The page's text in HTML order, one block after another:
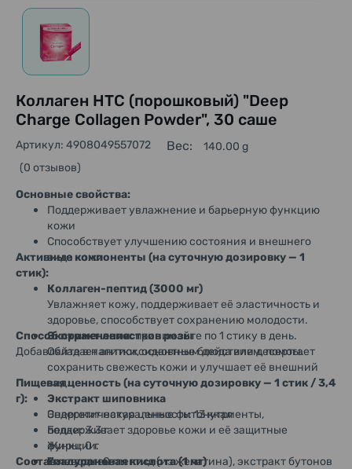
Коллаген HTC (порошковый) "Deep
Charge Collagen Powder", 30 саше
(0 отзывов)
Артикул: 4908049557072 Вес: 140.00 g
Основные свойства:
Поддерживает увлажнение и барьерную функцию
кожи
Способствует улучшению состояния и внешнего
вида кожи
Активные компоненты (на суточную дозировку — 1
стик):
Коллаген-пептид (3000 мг)
Увлажняет кожу, поддерживает её эластичность и
здоровье, способствует сохранению молодости.
Экстракт лепестков розы
Обладает антиоксидантным действием, помогает
сохранить свежесть кожи и улучшает её внешний
вид.
Экстракт шиповника
Содержит натуральные фитонутриенты,
поддерживает здоровье кожи и её защитные
функции.
Гиалуроновая кислота (1 мг)
Способ применения:принимайте по 1 стику в день.
Добавляйте в напитки, основные блюда или десерты.
Пищевая ценность (на суточную дозировку — 1 стик / 3,4
г):
Энергетическая ценность: 13 ккал
Белки: 3.3 г
Жиры: 0 г
Углеводы: 0 г
Состав:коллаген-пептид (из желатина), экстракт бутонов